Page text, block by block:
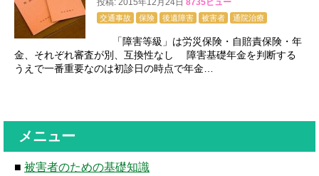
交通事故 保険 後遺障害 被害者 通院治療
「障害等級」は労災保険・自賠責保険・年
金、それぞれ審査が別、互換性なし 障害基礎年金を判断する
うえで一番重要なのは初診日の時点で年金…
メニュー
■ 被害者のための基礎知識